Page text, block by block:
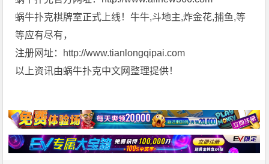
蜗牛扑克棋牌室正式上线！牛牛,斗地主,炸金花,捕鱼,等
等应有尽有，
注册网址：http://www.tianlongqipai.com
以上资讯由蜗牛扑克中文网整理提供！